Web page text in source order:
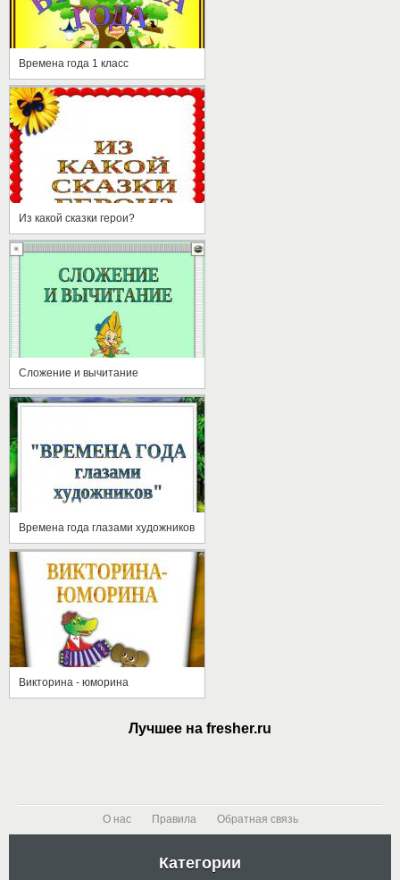
Времена года 1 класс
Из какой сказки герои?
Сложение и вычитание
Времена года глазами художников
Викторина - юморина
Лучшее на fresher.ru
О нас Правила Обратная связь
Категории